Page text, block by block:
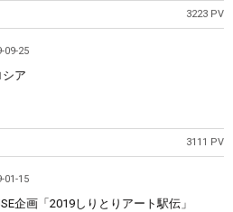
3223 PV
09-25
ア
3111 PV
01-15
企画「2019しりとりアート駅伝」